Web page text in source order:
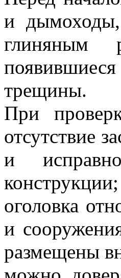
и дымоходы,
глиняным
трещины.
При
отсутствие
и
оголовка
и
размещены